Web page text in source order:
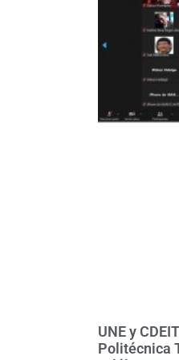
UNE y
Politécnica